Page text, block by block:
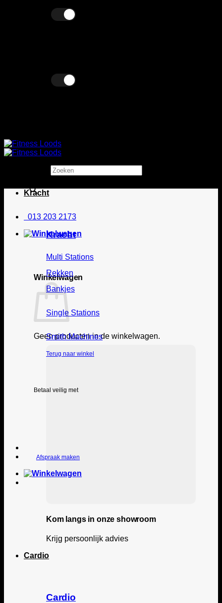
013 203 2173
Winkelwagen
Geen producten in de winkelwagen.
Terug naar winkel
Betaal veilig met
Afspraak maken
Kracht
Kracht
Multi Stations
Rekken
Bankjes
Single Stations
Smith Machines
Kom langs in onze showroom
Krijg persoonlijk advies
Cardio
Cardio